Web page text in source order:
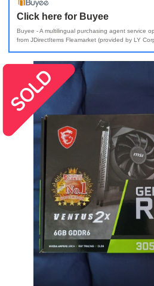
Click here for Buyee
Buyee - A multilingual purchasing agent service
from JDirectItems Fleamarket (provided by LY